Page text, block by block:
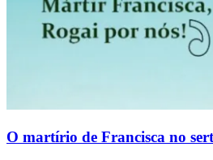
O martírio de Francisca no